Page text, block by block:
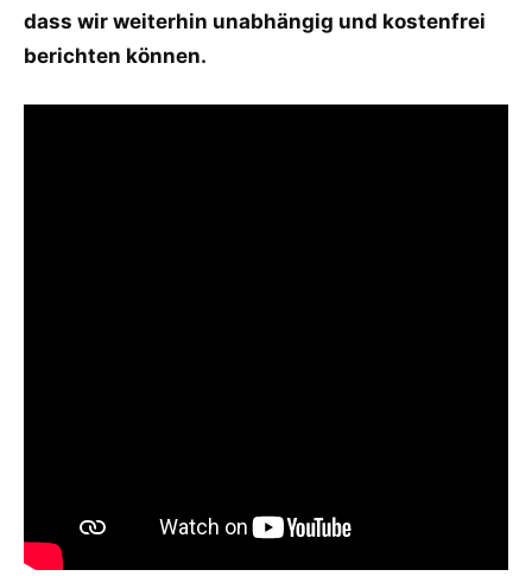
dass wir weiterhin unabhängig und kostenfrei
berichten können.